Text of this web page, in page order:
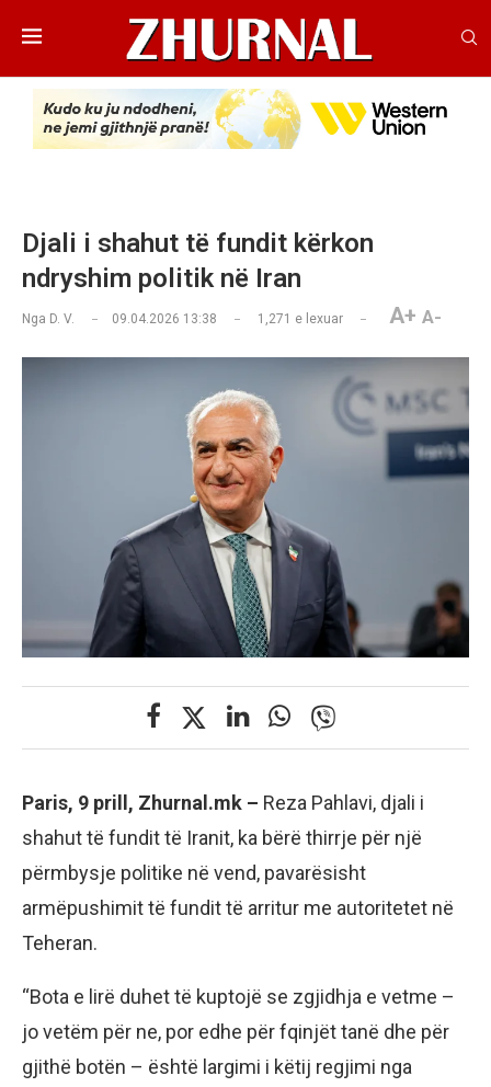
Djali i shahut të fundit kërkon
ndryshim politik në Iran
Nga D. V. 09.04.2026 13:38 1,271 e lexuar A+ A-
Paris, 9 prill, Zhurnal.mk – Reza Pahlavi, djali i
shahut të fundit të Iranit, ka bërë thirrje për një
përmbysje politike në vend, pavarësisht
armëpushimit të fundit të arritur me autoritetet në
Teheran.
“Bota e lirë duhet të kuptojë se zgjidhja e vetme –
jo vetëm për ne, por edhe për fqinjët tanë dhe për
gjithë botën – është largimi i këtij regjimi nga